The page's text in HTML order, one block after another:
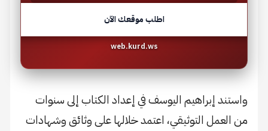
اطلب موقعك الآن
web.kurd.ws
واستند إبراهيم اليوسف في إعداد الكتاب إلى سنوات
من العمل التوثيقي، اعتمد خلالها على وثائق وشهادات